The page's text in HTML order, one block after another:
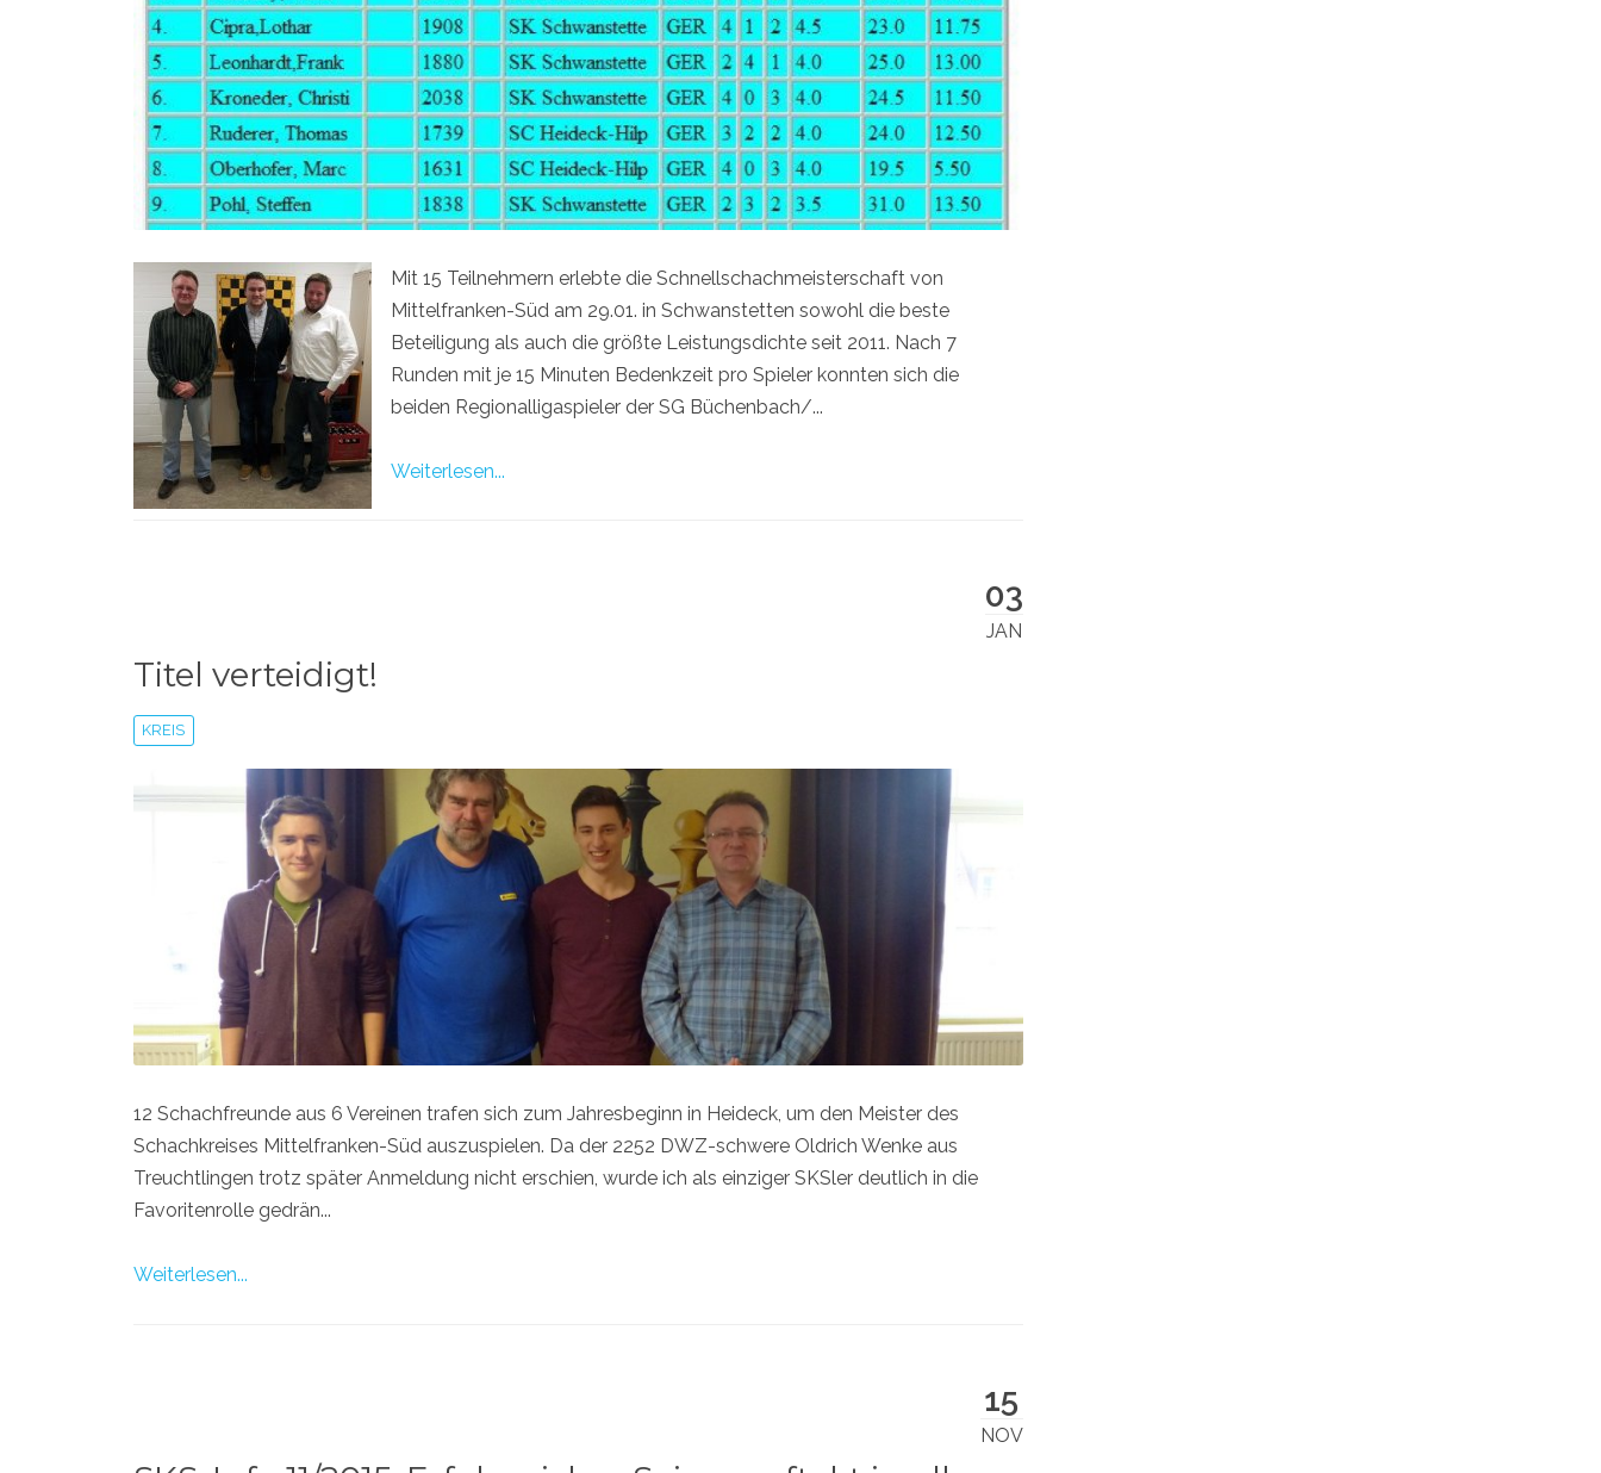
Mit 15 Teilnehmern erlebte die Schnellschachmeisterschaft von
Mittelfranken-Süd am 29.01. in Schwanstetten sowohl die beste
Beteiligung als auch die größte Leistungsdichte seit 2011. Nach 7
Runden mit je 15 Minuten Bedenkzeit pro Spieler konnten sich die
beiden Regionalligaspieler der SG Büchenbach/...
Weiterlesen...
03
JAN
Titel verteidigt!
KREIS
12 Schachfreunde aus 6 Vereinen trafen sich zum Jahresbeginn in Heideck, um den Meister des
Schachkreises Mittelfranken-Süd auszuspielen. Da der 2252 DWZ-schwere Oldrich Wenke aus
Treuchtlingen trotz später Anmeldung nicht erschien, wurde ich als einziger SKSler deutlich in die
Favoritenrolle gedrän...
Weiterlesen...
15
NOV